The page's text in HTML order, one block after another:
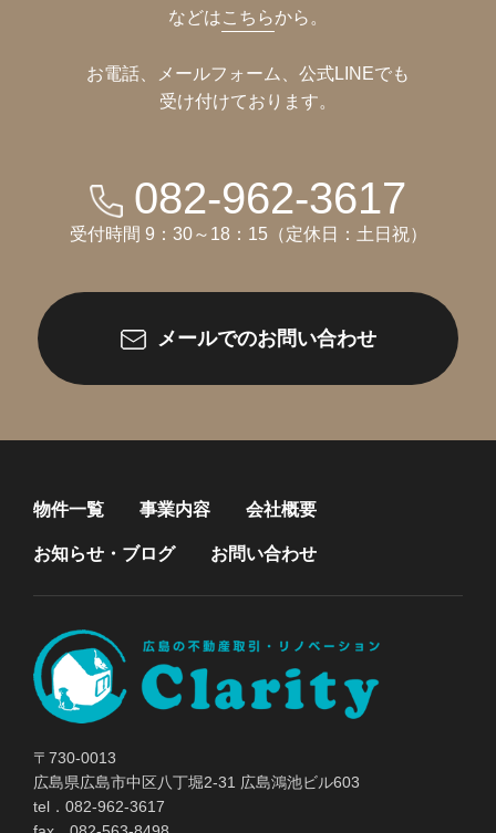
などはこちらから。
お電話、メールフォーム、公式LINEでも
受け付けております。
082-962-3617
受付時間 9：30～18：15（定休日：土日祝）
メールでのお問い合わせ
物件一覧 事業内容 会社概要
お知らせ・ブログ お問い合わせ
〒730-0013
広島県広島市中区八丁堀2-31 広島鴻池ビル603
tel．082-962-3617